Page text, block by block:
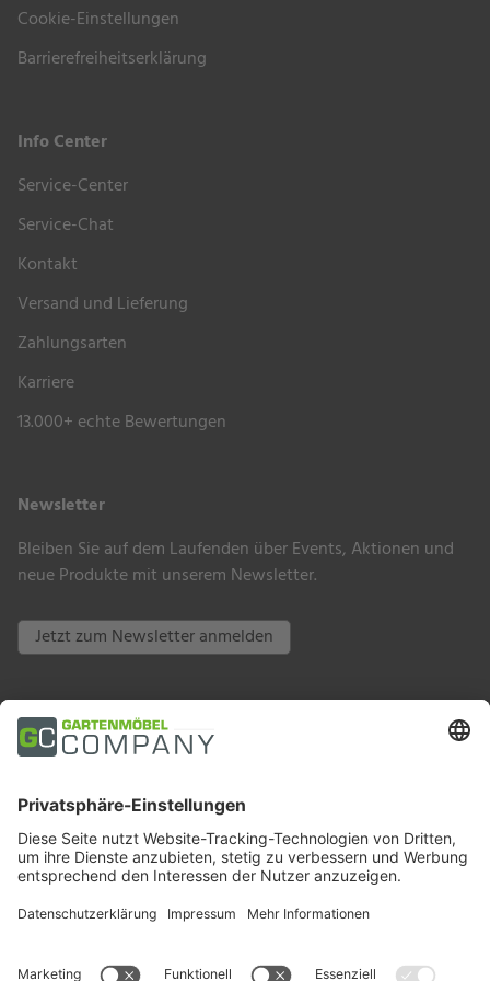
Cookie-Einstellungen
Barrierefreiheitserklärung
Info Center
Service-Center
Service-Chat
Kontakt
Versand und Lieferung
Zahlungsarten
Karriere
13.000+ echte Bewertungen
Newsletter
Bleiben Sie auf dem Laufenden über Events, Aktionen und
neue Produkte mit unserem Newsletter.
Jetzt zum Newsletter anmelden
Zahlungsarten